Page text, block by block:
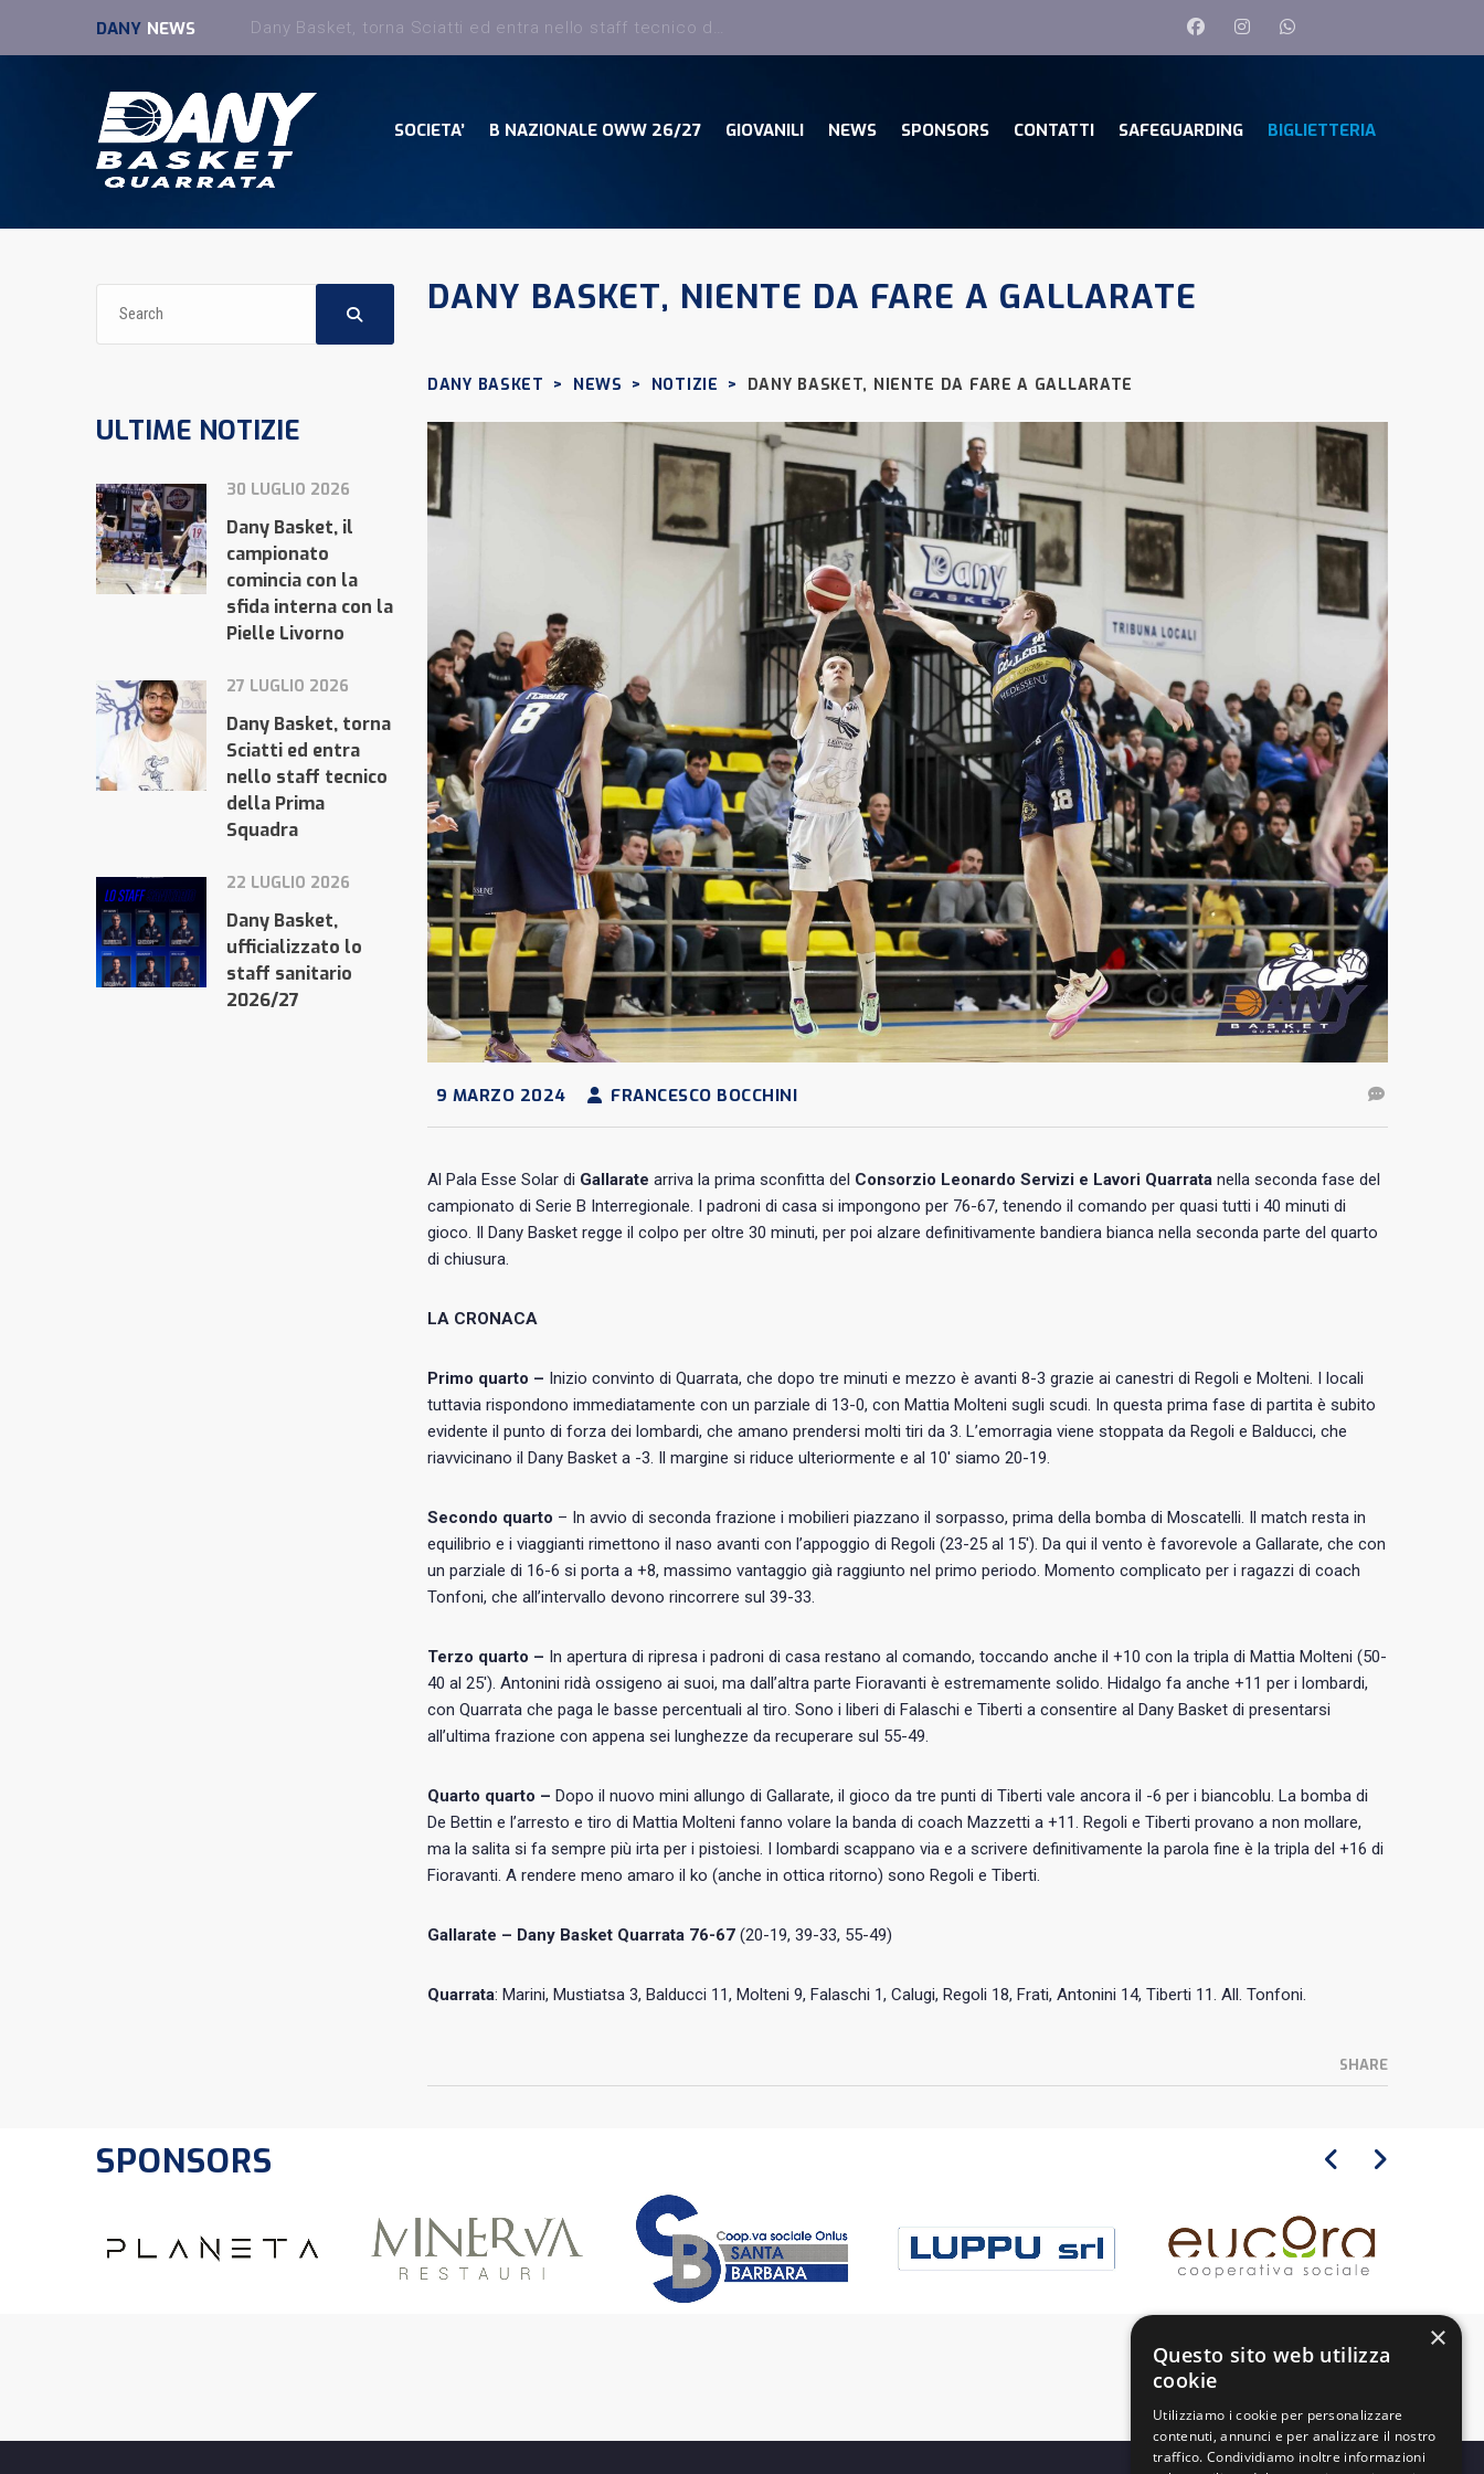
DANY NEWS
SOCIETA’ B NAZIONALE OWW 26/27 GIOVANILI NEWS SPONSORS CONTATTI SAFEGUARDING BIGLIETTERIA
DANY BASKET, NIENTE DA FARE A GALLARATE
DANY BASKET > NEWS > NOTIZIE > DANY BASKET, NIENTE DA FARE A GALLARATE
9 MARZO 2024 FRANCESCO BOCCHINI
Al Pala Esse Solar di Gallarate arriva la prima sconfitta del Consorzio Leonardo Servizi e Lavori Quarrata nella seconda fase del
campionato di Serie B Interregionale. I padroni di casa si impongono per 76-67, tenendo il comando per quasi tutti i 40 minuti di
gioco. Il Dany Basket regge il colpo per oltre 30 minuti, per poi alzare definitivamente bandiera bianca nella seconda parte del quarto
di chiusura.
LA CRONACA
Primo quarto – Inizio convinto di Quarrata, che dopo tre minuti e mezzo è avanti 8-3 grazie ai canestri di Regoli e Molteni. I locali
tuttavia rispondono immediatamente con un parziale di 13-0, con Mattia Molteni sugli scudi. In questa prima fase di partita è subito
evidente il punto di forza dei lombardi, che amano prendersi molti tiri da 3. L’emorragia viene stoppata da Regoli e Balducci, che
riavvicinano il Dany Basket a -3. Il margine si riduce ulteriormente e al 10′ siamo 20-19.
Secondo quarto – In avvio di seconda frazione i mobilieri piazzano il sorpasso, prima della bomba di Moscatelli. Il match resta in
equilibrio e i viaggianti rimettono il naso avanti con l’appoggio di Regoli (23-25 al 15′). Da qui il vento è favorevole a Gallarate, che con
un parziale di 16-6 si porta a +8, massimo vantaggio già raggiunto nel primo periodo. Momento complicato per i ragazzi di coach
Tonfoni, che all’intervallo devono rincorrere sul 39-33.
Terzo quarto – In apertura di ripresa i padroni di casa restano al comando, toccando anche il +10 con la tripla di Mattia Molteni (50-
40 al 25′). Antonini ridà ossigeno ai suoi, ma dall’altra parte Fioravanti è estremamente solido. Hidalgo fa anche +11 per i lombardi,
con Quarrata che paga le basse percentuali al tiro. Sono i liberi di Falaschi e Tiberti a consentire al Dany Basket di presentarsi
all’ultima frazione con appena sei lunghezze da recuperare sul 55-49.
Quarto quarto – Dopo il nuovo mini allungo di Gallarate, il gioco da tre punti di Tiberti vale ancora il -6 per i biancoblu. La bomba di
De Bettin e l’arresto e tiro di Mattia Molteni fanno volare la banda di coach Mazzetti a +11. Regoli e Tiberti provano a non mollare,
ma la salita si fa sempre più irta per i pistoiesi. I lombardi scappano via e a scrivere definitivamente la parola fine è la tripla del +16 di
Fioravanti. A rendere meno amaro il ko (anche in ottica ritorno) sono Regoli e Tiberti.
Gallarate – Dany Basket Quarrata 76-67 (20-19, 39-33, 55-49)
Quarrata: Marini, Mustiatsa 3, Balducci 11, Molteni 9, Falaschi 1, Calugi, Regoli 18, Frati, Antonini 14, Tiberti 11. All. Tonfoni.
SHARE
ULTIME NOTIZIE
30 LUGLIO 2026
Dany Basket, il
campionato
comincia con la
sfida interna con la
Pielle Livorno
27 LUGLIO 2026
Dany Basket, torna
Sciatti ed entra
nello staff tecnico
della Prima
Squadra
22 LUGLIO 2026
Dany Basket,
ufficializzato lo
staff sanitario
2026/27
SPONSORS
×
Questo sito web utilizza
cookie
Utilizziamo i cookie per personalizzare
contenuti, annunci e per analizzare il nostro
traffico. Condividiamo inoltre informazioni